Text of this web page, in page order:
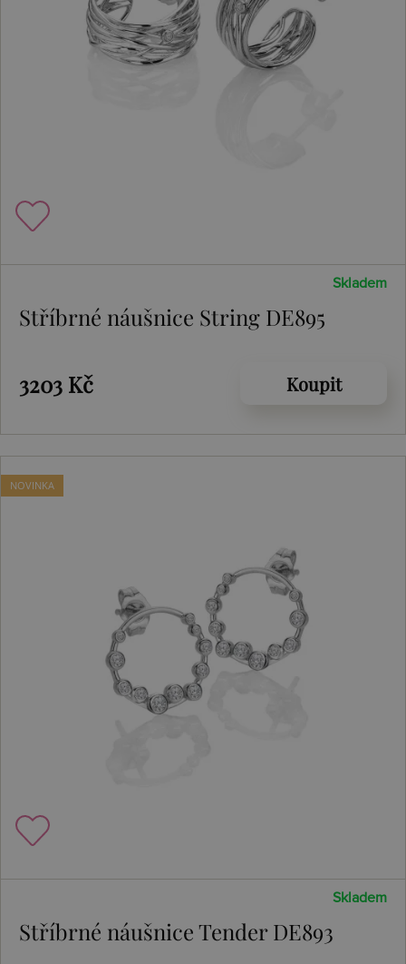
Skladem
Stříbrné náušnice String DE895
3203 Kč Koupit
NOVINKA
Skladem
Stříbrné náušnice Tender DE893